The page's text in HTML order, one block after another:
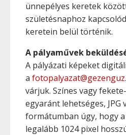
ünnepélyes keretek
születésnaphoz
keretein belül történik.
A pályaművek
A pályázati képeket
a
várjuk. Színes vagy
egyaránt lehetséges, JPG
formátumban úgy, hogy
legalább 1024 pixel